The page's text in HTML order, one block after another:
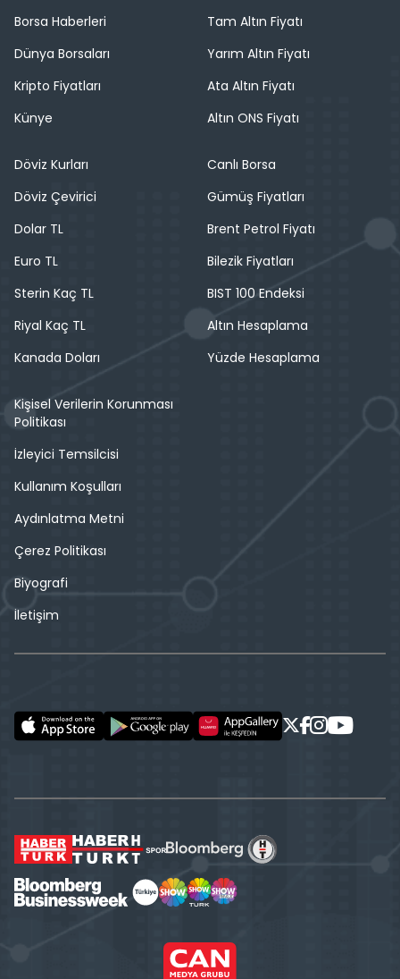
Borsa Haberleri
Dünya Borsaları
Kripto Fiyatları
Künye
Tam Altın Fiyatı
Yarım Altın Fiyatı
Ata Altın Fiyatı
Altın ONS Fiyatı
Döviz Kurları
Döviz Çevirici
Dolar TL
Euro TL
Sterin Kaç TL
Riyal Kaç TL
Kanada Doları
Canlı Borsa
Gümüş Fiyatları
Brent Petrol Fiyatı
Bilezik Fiyatları
BIST 100 Endeksi
Altın Hesaplama
Yüzde Hesaplama
Kişisel Verilerin Korunması
Politikası
İzleyici Temsilcisi
Kullanım Koşulları
Aydınlatma Metni
Çerez Politikası
Biyografi
İletişim